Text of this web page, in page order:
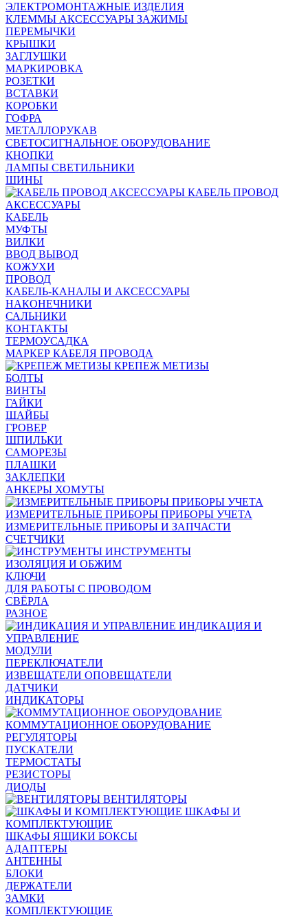
ЭЛЕКТРОМОНТАЖНЫЕ ИЗДЕЛИЯ
КЛЕММЫ АКСЕССУАРЫ ЗАЖИМЫ
ПЕРЕМЫЧКИ
КРЫШКИ
ЗАГЛУШКИ
МАРКИРОВКА
РОЗЕТКИ
ВСТАВКИ
КОРОБКИ
ГОФРА
МЕТАЛЛОРУКАВ
СВЕТОСИГНАЛЬНОЕ ОБОРУДОВАНИЕ
КНОПКИ
ЛАМПЫ СВЕТИЛЬНИКИ
ШИНЫ
КАБЕЛЬ ПРОВОД
АКСЕССУАРЫ
КАБЕЛЬ
МУФТЫ
ВИЛКИ
ВВОД ВЫВОД
КОЖУХИ
ПРОВОД
КАБЕЛЬ-КАНАЛЫ И АКСЕССУАРЫ
НАКОНЕЧНИКИ
САЛЬНИКИ
КОНТАКТЫ
ТЕРМОУСАДКА
МАРКЕР КАБЕЛЯ ПРОВОДА
КРЕПЕЖ МЕТИЗЫ
БОЛТЫ
ВИНТЫ
ГАЙКИ
ШАЙБЫ
ГРОВЕР
ШПИЛЬКИ
САМОРЕЗЫ
ПЛАШКИ
ЗАКЛЕПКИ
АНКЕРЫ ХОМУТЫ
ИЗМЕРИТЕЛЬНЫЕ ПРИБОРЫ ПРИБОРЫ УЧЕТА
ИЗМЕРИТЕЛЬНЫЕ ПРИБОРЫ И ЗАПЧАСТИ
СЧЕТЧИКИ
ИНСТРУМЕНТЫ
ИЗОЛЯЦИЯ И ОБЖИМ
КЛЮЧИ
ДЛЯ РАБОТЫ С ПРОВОДОМ
СВЁРЛА
РАЗНОЕ
ИНДИКАЦИЯ И
УПРАВЛЕНИЕ
МОДУЛИ
ПЕРЕКЛЮЧАТЕЛИ
ИЗВЕЩАТЕЛИ ОПОВЕЩАТЕЛИ
ДАТЧИКИ
ИНДИКАТОРЫ
КОММУТАЦИОННОЕ ОБОРУДОВАНИЕ
РЕГУЛЯТОРЫ
ПУСКАТЕЛИ
ТЕРМОСТАТЫ
РЕЗИСТОРЫ
ДИОДЫ
ВЕНТИЛЯТОРЫ
ШКАФЫ И
КОМПЛЕКТУЮЩИЕ
ШКАФЫ ЯЩИКИ БОКСЫ
АДАПТЕРЫ
АНТЕННЫ
БЛОКИ
ДЕРЖАТЕЛИ
ЗАМКИ
КОМПЛЕКТУЮЩИЕ